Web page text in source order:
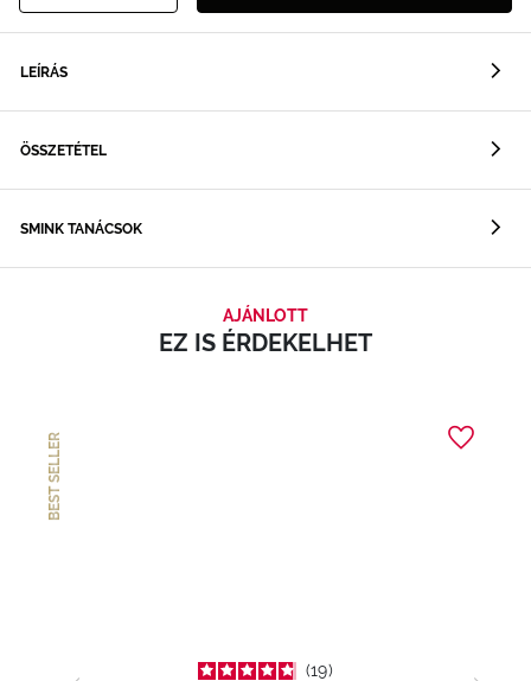
LEÍRÁS
ÖSSZETÉTEL
SMINK TANÁCSOK
AJÁNLOTT
EZ IS ÉRDEKELHET
BEST SELLER
19